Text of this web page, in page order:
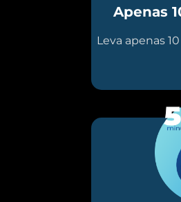
Apenas
Leva apenas